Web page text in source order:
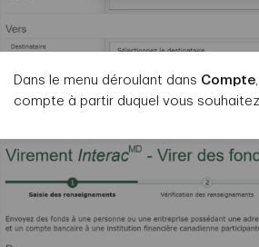
Dans le menu déroulant dans Compte
compte à partir duquel vous